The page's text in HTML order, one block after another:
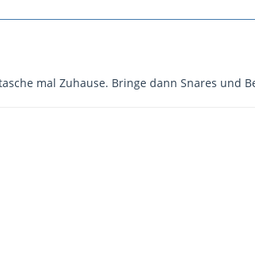
mal Zuhause. Bringe dann Snares und